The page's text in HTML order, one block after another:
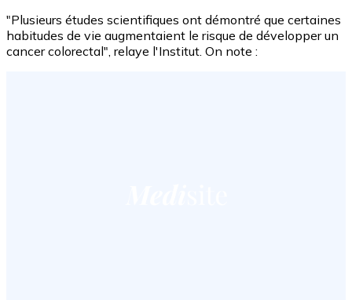
"Plusieurs études scientifiques ont démontré que certaines
habitudes de vie augmentaient le risque de développer un
cancer colorectal", relaye l'Institut. On note :